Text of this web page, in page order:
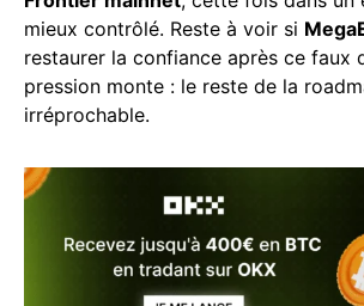
mieux contrôlé. Reste à voir si
restaurer la confiance après ce faux
pression monte : le reste de la
irréprochable.